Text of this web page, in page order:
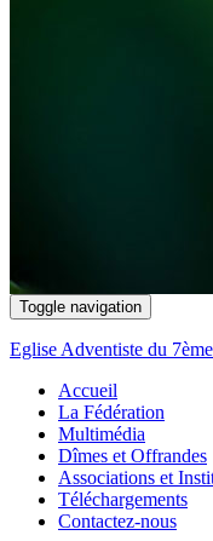
Toggle navigation
Eglise Adventiste du
Accueil
La Fédération
Multimédia
Dîmes et Offrandes
Associations et
Téléchargements
Contactez-nous